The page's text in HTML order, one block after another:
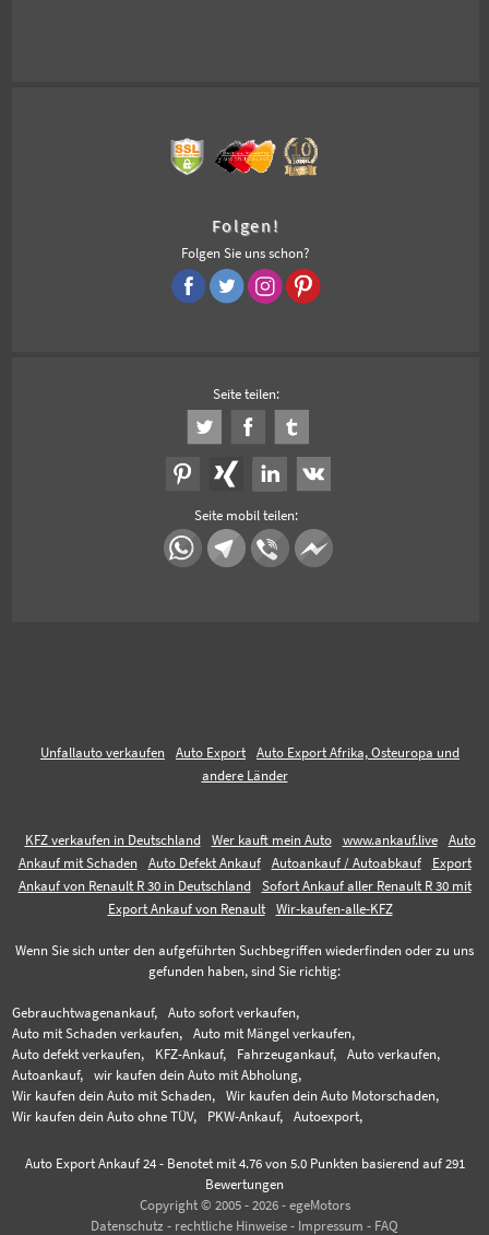
Folgen!
Folgen Sie uns schon?
Seite teilen:
Seite mobil teilen:
Unfallauto verkaufen Auto Export
Auto Export Afrika, Osteuropa und
andere Länder
KFZ verkaufen in Deutschland Wer kauft mein Auto www.ankauf.live
Auto
Ankauf mit Schaden
Auto Defekt Ankauf Autoankauf / Autoabkauf
Export
Ankauf von Renault R 30 in Deutschland
Sofort Ankauf aller Renault R 30 mit
Export Ankauf von Renault
Wir-kaufen-alle-KFZ
Wenn Sie sich unter den aufgeführten Suchbegriffen wiederfinden oder zu uns
gefunden haben, sind Sie richtig:
Gebrauchtwagenankauf,
Auto sofort verkaufen,
Auto mit Schaden verkaufen,
Auto mit Mängel verkaufen,
Auto defekt verkaufen,
KFZ-Ankauf, Fahrzeugankauf,
Auto verkaufen,
Autoankauf,
wir kaufen dein Auto mit Abholung,
Wir kaufen dein Auto mit Schaden,
Wir kaufen dein Auto Motorschaden,
Wir kaufen dein Auto ohne TÜV,
PKW-Ankauf, Autoexport,
Auto Export Ankauf 24- Benotet mit 4.76von 5.0 Punkten basierend auf 291
Bewertungen
Copyright © 2005 - 2026 - egeMotors
Datenschutz - rechtliche Hinweise - Impressum - FAQ